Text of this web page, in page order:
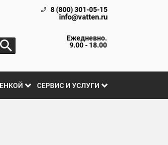
8 (800) 301-05-15
info@vatten.ru
Ежедневно.
9.00 - 18.00
СЕРВИС И УСЛУГИ